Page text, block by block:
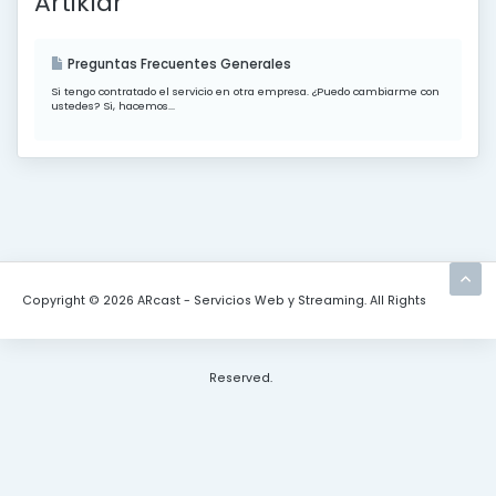
Preguntas Frecuentes Generales
Si tengo contratado el servicio en otra empresa. ¿Puedo cambiarme con
ustedes? Si, hacemos...
Copyright © 2026 ARcast - Servicios Web y Streaming. All Rights
Reserved.